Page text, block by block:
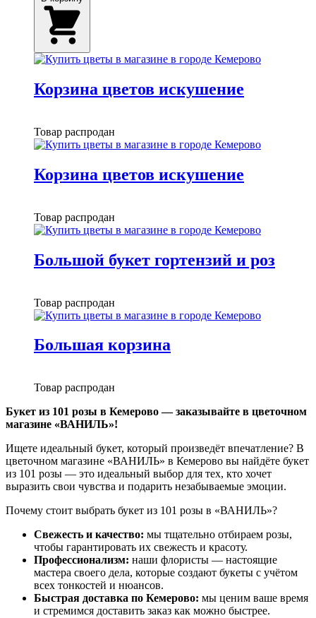
Корзина цветов искушение
Товар распродан
Корзина цветов искушение
Товар распродан
Большой букет гортензий и роз
Товар распродан
Большая корзина
Товар распродан
Букет из 101 розы в Кемерово — заказывайте в цветочном
магазине «ВАНИЛЬ»!
Ищете идеальный букет, который произведёт впечатление? В
цветочном магазине «ВАНИЛЬ» в Кемерово вы найдёте букет
из 101 розы — это идеальный выбор для тех, кто хочет
выразить свои чувства и подарить незабываемые эмоции.
Почему стоит выбрать букет из 101 розы в «ВАНИЛЬ»?
Свежесть и качество: мы тщательно отбираем розы,
чтобы гарантировать их свежесть и красоту.
Профессионализм: наши флористы — настоящие
мастера своего дела, которые создают букеты с учётом
всех тонкостей и нюансов.
Быстрая доставка по Кемерово: мы ценим ваше время
и стремимся доставить заказ как можно быстрее.